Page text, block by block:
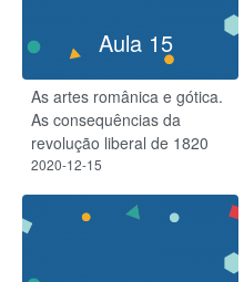
Aula 15
As artes românica e gótica.
As consequências da
revolução liberal de 1820
2020-12-15